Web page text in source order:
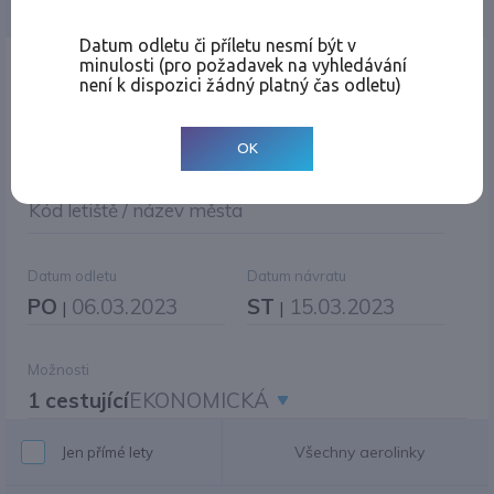
Místo odletu
Kód letiště / název města
Datum odletu
PO | 06.03.2023
Datum návratu
ST | 15.03.2023
Možnosti
1 cestujícíEKONOMICKÁ
Jen přímé lety Všechny aerolinky
Datum odletu či příletu nesmí být v
minulosti (pro požadavek na vyhledávání
není k dispozici žádný platný čas odletu)
OK